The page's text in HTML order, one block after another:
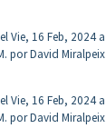
Vie, 16 Feb, 2024 a
por David Miralpeix
Vie, 16 Feb, 2024 a
por David Miralpeix